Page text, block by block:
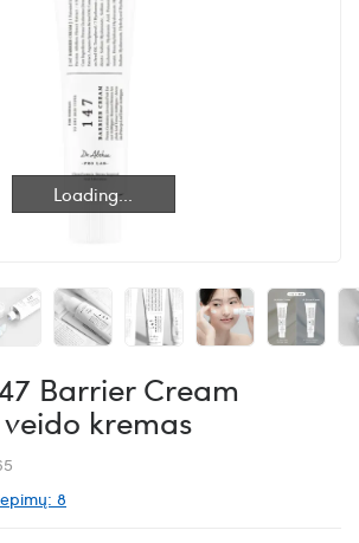
Loading...
Loading...
Barrier Cream
kremas
8